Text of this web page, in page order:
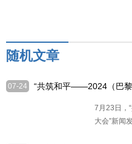
随机文章
07-24
“共筑和平——2024（巴
7月23日，
大会”新闻